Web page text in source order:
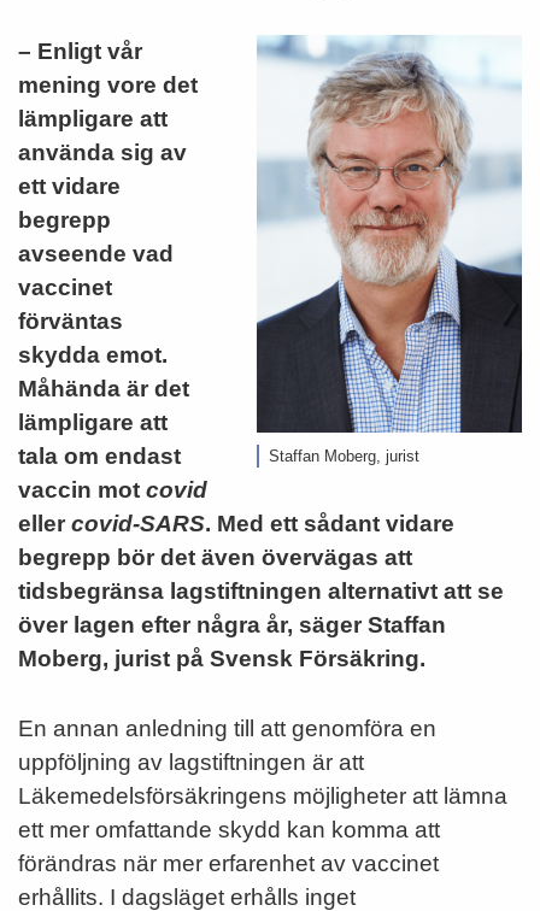
Staffan Moberg, jurist
– Enligt vår
mening vore det
lämpligare att
använda sig av
ett vidare
begrepp
avseende vad
vaccinet
förväntas
skydda emot.
Måhända är det
lämpligare att
tala om endast
vaccin mot covid
eller covid-SARS. Med ett sådant vidare
begrepp bör det även övervägas att
tidsbegränsa lagstiftningen alternativt att se
över lagen efter några år, säger Staffan
Moberg, jurist på Svensk Försäkring.
En annan anledning till att genomföra en
uppföljning av lagstiftningen är att
Läkemedelsförsäkringens möjligheter att lämna
ett mer omfattande skydd kan komma att
förändras när mer erfarenhet av vaccinet
erhållits. I dagsläget erhålls inget